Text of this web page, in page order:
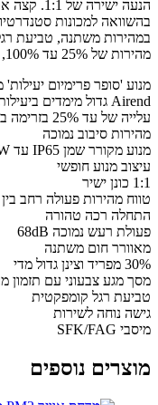
הנעה
בהשוואה למכונות
במהירות משתנה, טביעת
מהירות של 25% עד 100%, מצנן ומפריד בגודל של 30%.
מנוע 'סופר פרימיום יעילות'
Airend גדול מימדים ביעילות גבוהה
עלייה של עד 25% בזרימה בהשוואה למדחסים סטנדרטיים
מהירות סיבוב נמוכה
מנוע מקורר שמן IP65 עד 90kW
עיצוב מנוע חופשי
1:1 כונן ישיר
טווח מהירות פעולה רחב בין 25% ל-100% מהירות
התחלה רכה טהורה
פעולת רעש נמוכה 68dB
מאוורר חום משתנה
30% מפריד וצינן גדול מדי
מסך מגע צבעוני עם תזמון
טביעת רגל קומפקטית
גישה נוחה לשירות
מיסבי SFK/FAG
מוצרים נוספים